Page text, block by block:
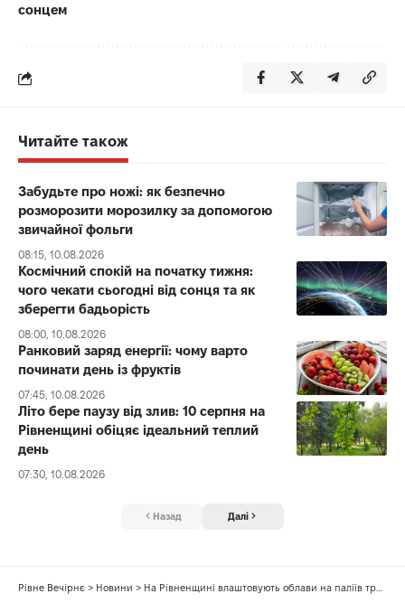
сонцем
Читайте також
Забудьте про ножі: як безпечно
розморозити морозилку за допомогою
звичайної фольги
08:15, 10.08.2026
Космічний спокій на початку тижня:
чого чекати сьогодні від сонця та як
зберегти бадьорість
08:00, 10.08.2026
Ранковий заряд енергії: чому варто
починати день із фруктів
07:45, 10.08.2026
Літо бере паузу від злив: 10 серпня на
Рівненщині обіцяє ідеальний теплий
день
07:30, 10.08.2026
Назад Далі
Рівне Вечірнє > Новини > На Рівненщині влаштовують облави на паліїв трави